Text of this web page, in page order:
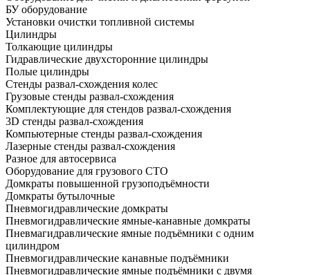
БУ оборудование
Установки очистки топливной системы
Цилиндры
Толкающие цилиндры
Гидравлические двухсторонние цилиндры
Полые цилиндры
Стенды развал-схождения колес
Грузовые стенды развал-схождения
Комплектующие для стендов развал-схождения
3D стенды развал-схождения
Компьютерные стенды развал-схождения
Лазерные стенды развал-схождения
Разное для автосервиса
Оборудование для грузового СТО
Домкраты повышенной грузоподъёмности
Домкраты бутылочные
Пневмогидравлические домкраты
Пневмогидравлические ямные-канавные домкраты
Пневмагидравлические ямные подъёмники с одним
цилиндром
Пневмогидравлические канавные подъёмники
Пневмогидравлические ямные подъёмники с двумя